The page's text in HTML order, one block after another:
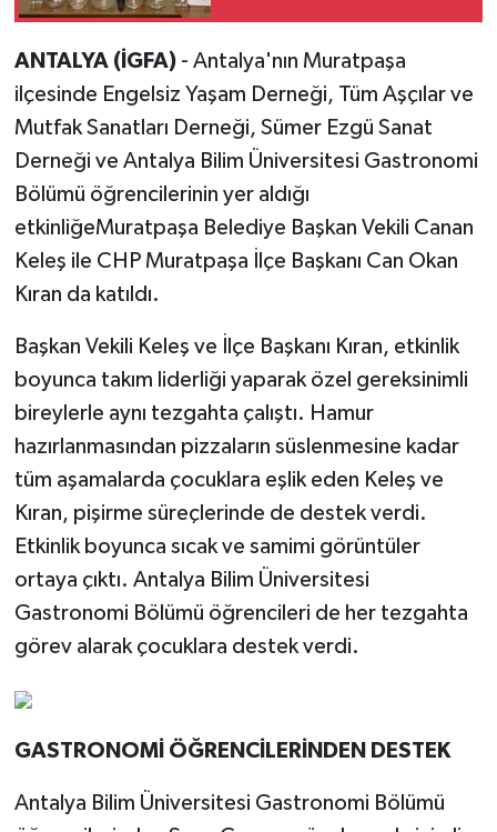
ANTALYA (İGFA) - Antalya'nın Muratpaşa
ilçesinde Engelsiz Yaşam Derneği, Tüm Aşçılar ve
Mutfak Sanatları Derneği, Sümer Ezgü Sanat
Derneği ve Antalya Bilim Üniversitesi Gastronomi
Bölümü öğrencilerinin yer aldığı
etkinliğeMuratpaşa Belediye Başkan Vekili Canan
Keleş ile CHP Muratpaşa İlçe Başkanı Can Okan
Kıran da katıldı.
Başkan Vekili Keleş ve İlçe Başkanı Kıran, etkinlik
boyunca takım liderliği yaparak özel gereksinimli
bireylerle aynı tezgahta çalıştı. Hamur
hazırlanmasından pizzaların süslenmesine kadar
tüm aşamalarda çocuklara eşlik eden Keleş ve
Kıran, pişirme süreçlerinde de destek verdi.
Etkinlik boyunca sıcak ve samimi görüntüler
ortaya çıktı. Antalya Bilim Üniversitesi
Gastronomi Bölümü öğrencileri de her tezgahta
görev alarak çocuklara destek verdi.
GASTRONOMİ ÖĞRENCİLERİNDEN DESTEK
Antalya Bilim Üniversitesi Gastronomi Bölümü